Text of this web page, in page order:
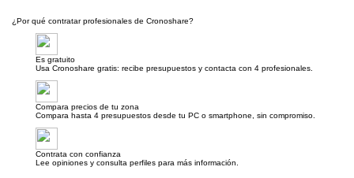
¿Por qué contratar profesionales de Cronoshare?
Es gratuito
Usa Cronoshare gratis: recibe presupuestos y contacta con 4 profesionales.
Compara precios de tu zona
Compara hasta 4 presupuestos desde tu PC o smartphone, sin compromiso.
Contrata con confianza
Lee opiniones y consulta perfiles para más información.